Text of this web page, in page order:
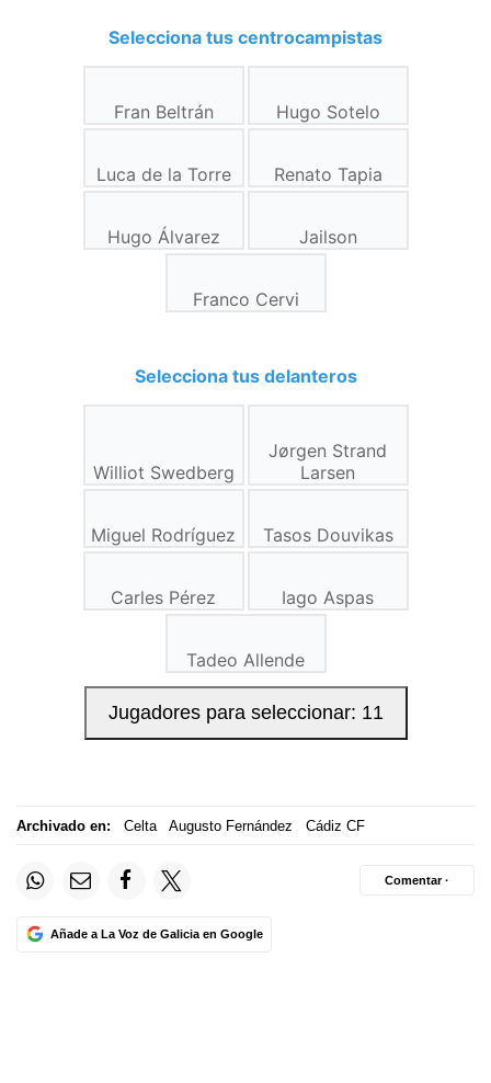
Archivado en: Celta Augusto Fernández Cádiz CF
Añade a La Voz de Galicia en Google
Comentar ·